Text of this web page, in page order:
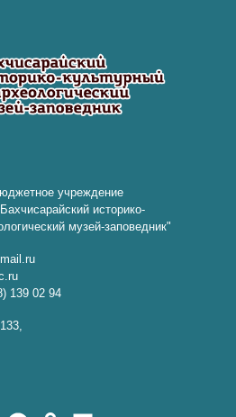
учреждение
историко-
музей-заповедник"
139 02 94